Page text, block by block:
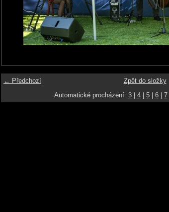
← Předchozí
Zpět do složky
Automatické procházení: 3 4 5 6 7